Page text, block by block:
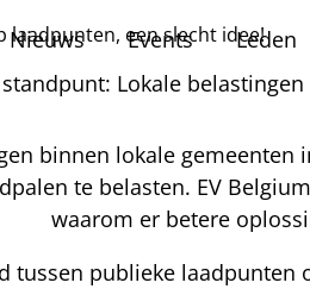
Nieuws Events Leden
laadpunten, een slecht idee!
Lokale
binnen lokale
te belasten. EV
waarom er betere
publieke